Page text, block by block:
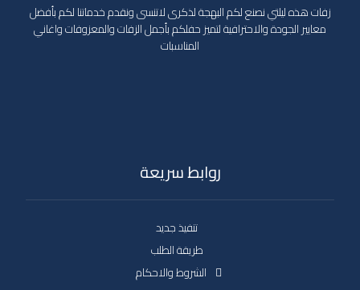
زفات هذه ليلتي نصنع لكم البهجة لذكرى لاتنسى ونقدم خدماتنا لكم بأفضل
معايير الجودة والاحترافية لتميز حفلكم بأجمل الزفات والمعزوفات واغاني
المناسبات
روابط سريعة
تنفيذ جديد
طريقة الطلب
الشروط والاحكام